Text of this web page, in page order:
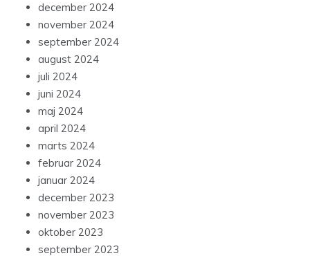
december 2024
november 2024
september 2024
august 2024
juli 2024
juni 2024
maj 2024
april 2024
marts 2024
februar 2024
januar 2024
december 2023
november 2023
oktober 2023
september 2023